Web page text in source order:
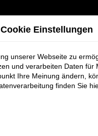
Cookie Einstellungen
unserer Webseite zu
und verarbeiten Daten
Ihre Meinung ändern,
finden Sie